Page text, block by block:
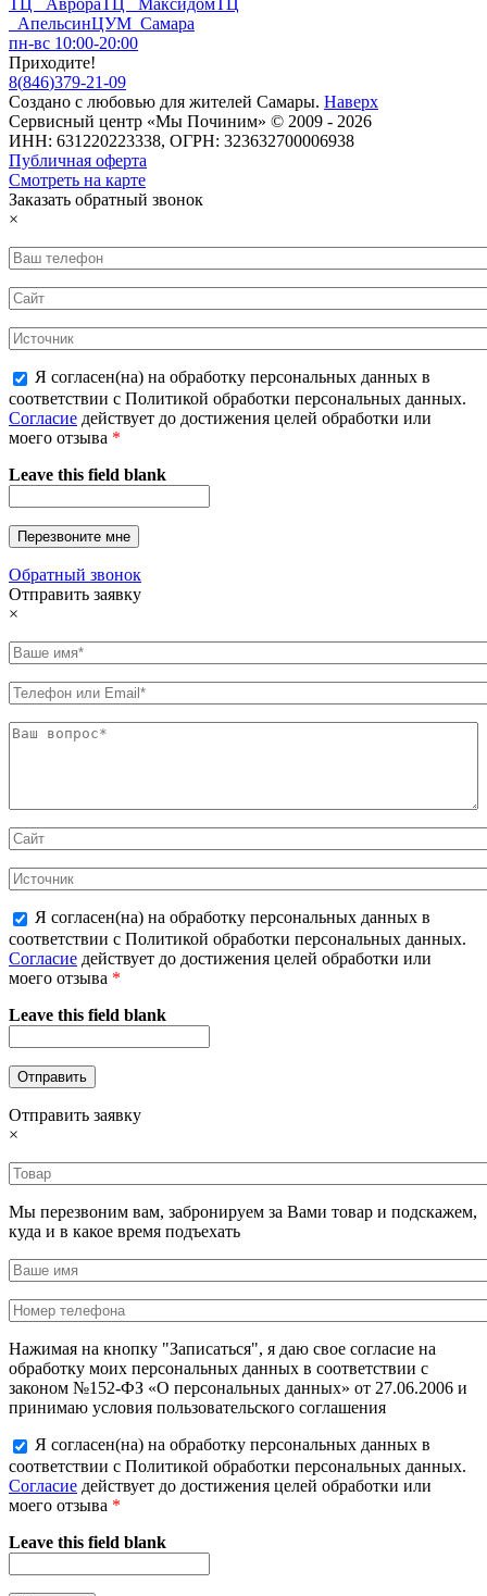
ТЦ Аврора ТЦ Максидом
АпельсинЦУМ Самара
пн-вс 10:00-20:00
Приходите!
8(846)379-21-09
Создано с любовью для жителей Самары. Наверх
Сервисный центр «Мы Починим» © 2009 - 2026
ИНН: 631220223338, ОГРН: 323632700006938
Публичная оферта
Смотреть на карте
Заказать обратный звонок
×
Я согласен(на) на обработку персональных данных в
соответствии с Политикой обработки персональных данных.
Согласие действует до достижения целей обработки или
моего отзыва *
Leave this field blank
Обратный звонок
Отправить заявку
×
Я согласен(на) на обработку персональных данных в
соответствии с Политикой обработки персональных данных.
Согласие действует до достижения целей обработки или
моего отзыва *
Leave this field blank
Отправить заявку
×
Мы перезвоним вам, забронируем за Вами товар и подскажем,
куда и в какое время подъехать
Нажимая на кнопку "Записаться", я даю свое согласие на
обработку моих персональных данных в соответствии с
законом №152-ФЗ «О персональных данных» от 27.06.2006 и
принимаю условия пользовательского соглашения
Я согласен(на) на обработку персональных данных в
соответствии с Политикой обработки персональных данных.
Согласие действует до достижения целей обработки или
моего отзыва *
Leave this field blank